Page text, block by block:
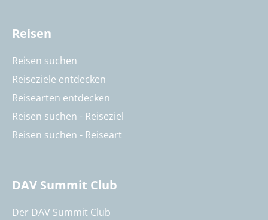
Reisen
Reisen suchen
Reiseziele entdecken
Reisearten entdecken
Reisen suchen - Reiseziel
Reisen suchen - Reiseart
DAV Summit Club
Der DAV Summit Club